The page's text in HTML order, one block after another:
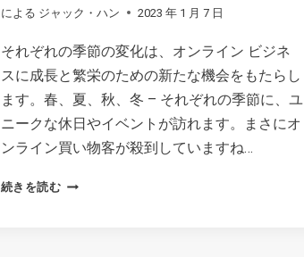
による ジャック・ハン 2023 年 1 月 7 日
それぞれの季節の変化は、オンライン ビジネ
スに成長と繁栄のための新たな機会をもたらし
ます。春、夏、秋、冬 – それぞれの季節に、ユ
ニークな休日やイベントが訪れます。まさにオ
ンライン買い物客が殺到していますね…
続きを読むHOW